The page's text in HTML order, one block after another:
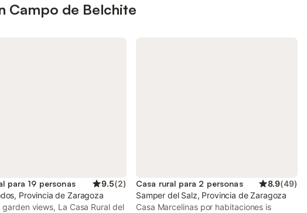
Campo de Belchite
para 19 personas 9.5(2)
Provincia de Zaragoza
garden views, La Casa Rural del
Casa rural para 2 personas 8.9(49)
Samper del Salz, Provincia de Zaragoza
Casa Marcelinas por habitaciones is